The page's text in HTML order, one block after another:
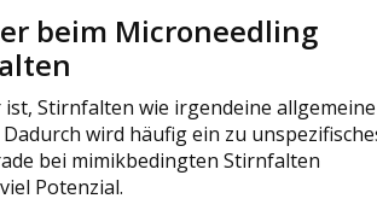
beim Microneedling
ist, Stirnfalten wie irgendeine allgemeine
wird häufig ein zu
bei mimikbedingten Stirnfalten
Potenzial.